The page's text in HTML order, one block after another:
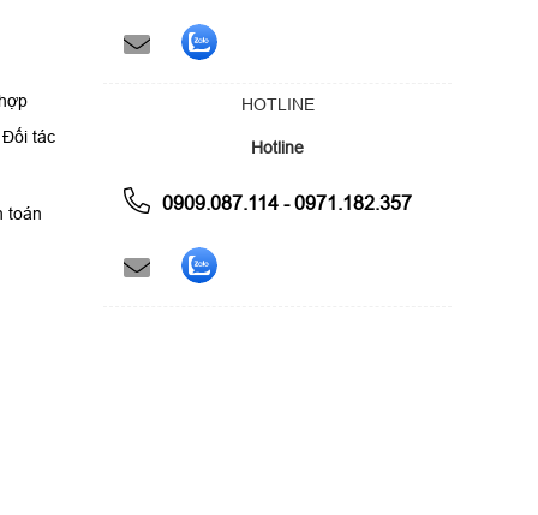
Đối tác
toán
HOTLINE
Hotline
0909.087.114 - 0971.182.357